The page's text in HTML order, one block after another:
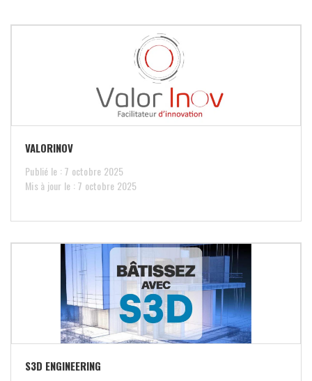
VALORINOV
Publié le : 7 octobre 2025
Mis à jour le : 7 octobre 2025
S3D ENGINEERING